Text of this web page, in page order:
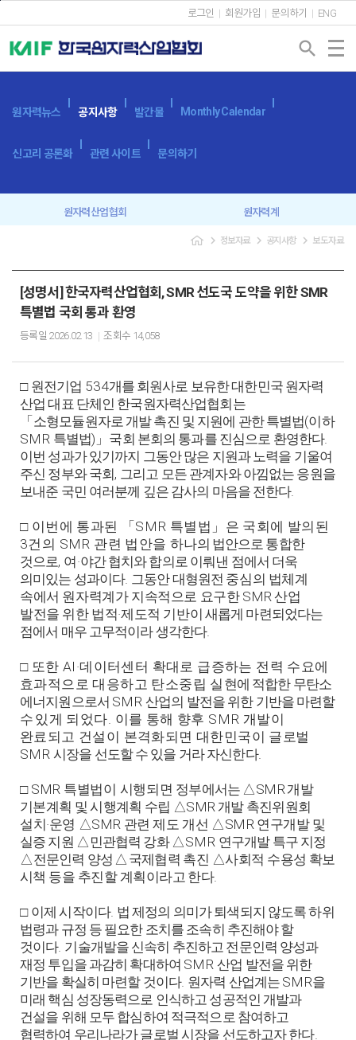
로그인 회원가입 문의하기 ENG
search
원자력뉴스 공지사항 발간물 Monthly Calendar
신고리 공론화 관련 사이트 문의하기
원자력산업협회 원자력계
navigate_next 정보자료 navigate_next 공지사항 navigate_next 보도자료
[성명서] 한국자력산업협회, SMR 선도국 도약을 위한 SMR
특별법 국회 통과 환영
등록일 2026.02.13 조회수 14,058
□ 원전기업 534개를 회원사로 보유한 대한민국 원자력
산업 대표 단체인 한국원자력산업협회는
「 소형모듈원자로 개발 촉진 및 지원에 관한 특별법(이하
SMR 특별법) 」 국회 본회의 통과를 진심으로 환영한다.
이번 성과가 있기까지 그동안 많은 지원과 노력을 기울여
주신 정부와 국회, 그리고 모든 관계자와 아낌없는 응원을
보내준 국민 여러분께 깊은 감사의 마음을 전한다.
□ 이번에 통과된 「 SMR 특별법 」 은 국회에 발의된
3건의 SMR 관련 법안을 하나의 법안으로 통합한
것으로, 여 ·야간 협치와 합의로 이뤄낸 점에서 더욱
의미있는 성과이다. 그동안 대형원전 중심의 법체계
속에서 원자력계가 지속적으로 요구한 SMR산업
발전을 위한 법적·제도적 기반이 새롭게 마련되었다는
점에서 매우 고무적이라 생각한다.
□ 또한AI·데이터센터 확대로 급증하는 전력 수요에
효과적으로 대응하고 탄소중립 실 현에 적합한 무탄소
에너지원으로서 SMR산업의 발전을 위한 기반을 마련할
수 있게 되었다 이를 통해 향후 SMR 개발이
완료되고 건설이 본격화되면 대한민국이 글로벌
SMR 시장을 선도할 수 있을 거라 자신한다.
□ SMR 특별법이 시행되면 정부에서는 △SMR 개발
기본계획 및 시행계획 수립 △SMR 개발 촉진위원회
설치·운영 △SMR 관련 제도 개선 △SMR 연구개발 및
실증 지원 △ 민관협력 강화 △SMR 연구개발 특구 지정
△전문인력 양성 △ 국제협력 촉진 △사회적 수용성 확보
시책 등을 추진할 계획이라고 한다.
□ 이제 시작이다. 법 제정의 의미가 퇴색되지 않도록 하위
법령과 규정 등 필요한 조치를 조속히 추진해야 할
것이다. 기술개발을 신속히 추진하고 전문인력 양성과
재정 투입을 과감히 확대하여 SMR산업 발전을 위한
기반을 확실히 마련할 것이다. 원자력 산업계는 SMR을
미래 핵심 성장동력으로 인식하고 성공적인 개발과
건설을 위해 모두 합심하여 적극적으로 참여하고
협력하여 우리나라가 글로벌 시장을 선도하고자 한다.